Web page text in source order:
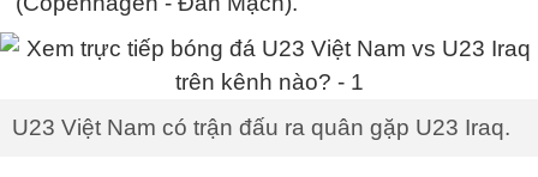
U23 Việt Nam có trận đấu ra quân gặp U23 Iraq.